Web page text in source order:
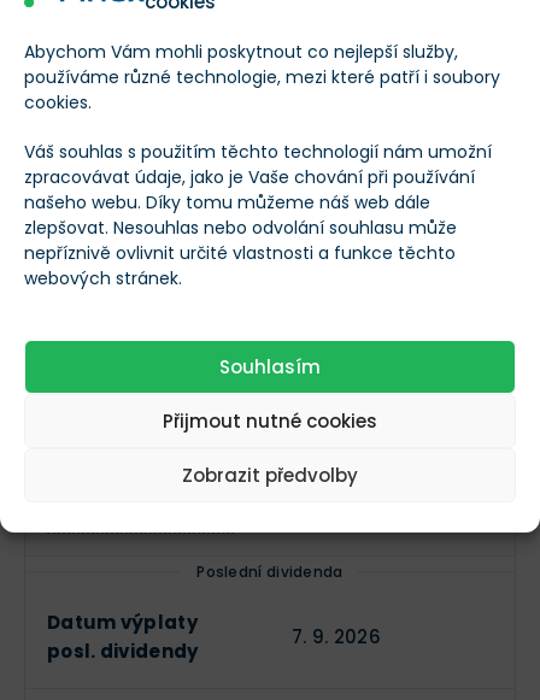
Abychom Vám mohli poskytnout co nejlepší služby,
používáme různé technologie, mezi které patří i soubory
cookies.
Váš souhlas s použitím těchto technologií nám umožní
zpracovávat údaje, jako je Vaše chování při používání
našeho webu. Díky tomu můžeme náš web dále
zlepšovat. Nesouhlas nebo odvolání souhlasu může
nepříznivě ovlivnit určité vlastnosti a funkce těchto
webových stránek.
Souhlasím
Přijmout nutné cookies
Zobrazit předvolby
Vedení společnosti
Dividendy
Vyplácí dividendy?
dividend
Roční dividenda na
£0,13
Poslední dividenda
Datum výplaty
posl. dividendy
7. 9. 2026